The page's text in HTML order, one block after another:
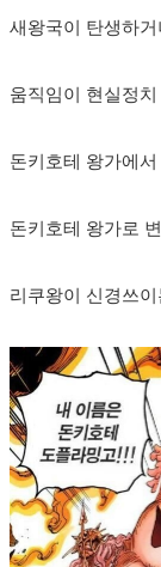
새왕국이 탄생하
움직임이 현실정
돈키호테 왕가에
돈키호테 왕가로
리쿠왕이 신경쓰